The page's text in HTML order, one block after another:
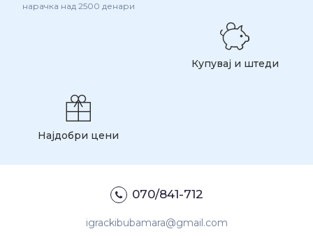
нарачка над 2500 денари
Купувај и штеди
Најдобри цени
070/841-712
igrackibubamara@gmail.com